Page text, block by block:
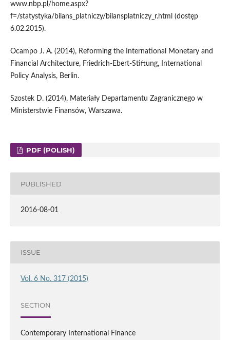
www.nbp.pl/home.aspx?
f=/statystyka/bilans_platniczy/bilansplatniczy_r.html (dostęp
6.02.2015).
Ocampo J. A. (2014), Reforming the International Monetary and
Financial Architecture, Friedrich-Ebert-Stiftung, International
Policy Analysis, Berlin.
Szostek D. (2014), Materiały Departamentu Zagranicznego w
Ministerstwie Finansów, Warszawa.
PDF (POLISH)
PUBLISHED
2016-08-01
ISSUE
Vol. 6 No. 317 (2015)
SECTION
Contemporary International Finance